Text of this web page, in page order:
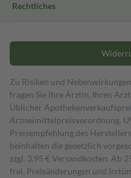
Rechtliches
Zu Risiken und
fragen Sie Ihre Ärztin, Ihren
Üblicher
Arzneimittelpreisverordnung.
Preisempfehlung des
beinhalten die gesetzlich
zzgl. 3,95 € Versandkosten. Ab
frei. Preisänderungen und